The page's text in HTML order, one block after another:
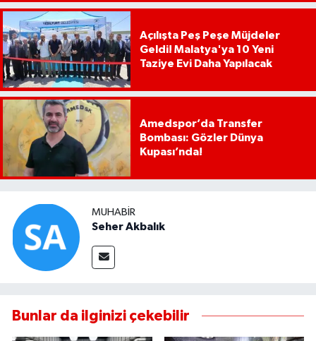
Açılışta Peş Peşe Müjdeler
Geldi! Malatya'ya 10 Yeni
Taziye Evi Daha Yapılacak
Amedspor’da Transfer
Bombası: Gözler Dünya
Kupası’nda!
MUHABIR
Seher Akbalık
Bunlar da ilginizi çekebilir